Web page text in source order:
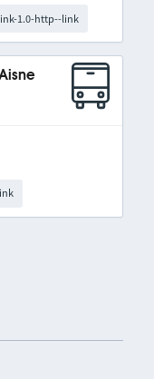
1.0-http--link